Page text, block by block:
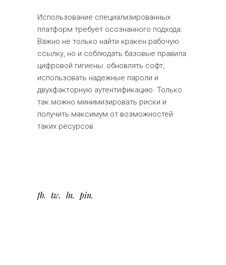
Использование специализированных
платформ требует осознанного подхода.
Важно не только найти кракен рабочую
ссылку, но и соблюдать базовые правила
цифровой гигиены: обновлять софт,
использовать надежные пароли и
двухфакторную аутентификацию. Только
так можно минимизировать риски и
получить максимум от возможностей
таких ресурсов.
fb tw ln pin